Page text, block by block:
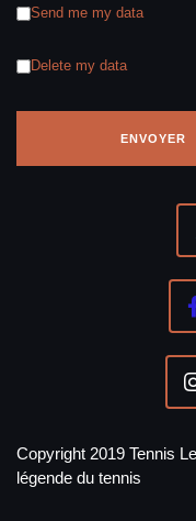
Send me my data
Delete my data
Copyright 2019 Tennis
légende du tennis